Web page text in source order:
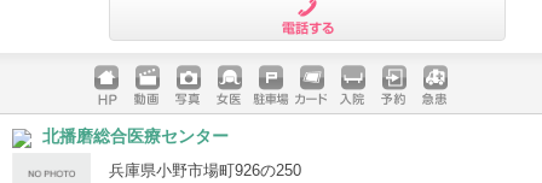
ホームペ
ージ
動画 写真 女医 駐車場
クレジッ
入院 予約 急患
北播磨総合医療センター
兵庫県小野市場町926の250